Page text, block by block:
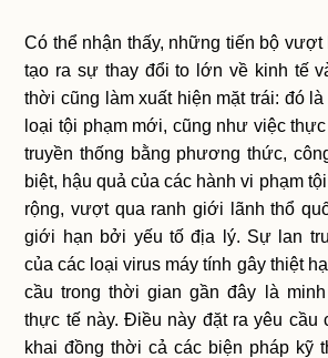
Có thể nhận thấy, những tiến bộ vượt
tạo ra sự thay đổi to lớn về kinh tế
thời cũng làm xuất hiện mặt trái: đó
loại tội phạm mới, cũng như việc
truyền thống bằng phương thức,
biệt, hậu quả của các hành vi phạm
rộng, vượt qua ranh giới lãnh thổ
giới hạn bởi yếu tố địa lý. Sự lan
của các loại virus máy tính gây thiệt
cầu trong thời gian gần đây là
thực tế này. Điều này đặt ra yêu cầu
khai đồng thời cả các biện pháp kỹ